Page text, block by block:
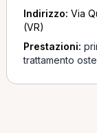
Indirizzo: Via
(VR)
Prestazioni:
trattamento